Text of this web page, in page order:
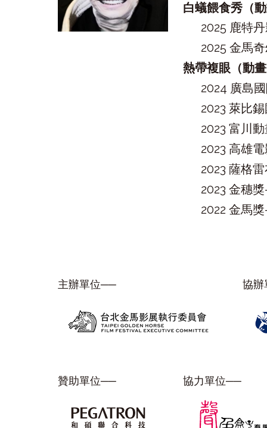
白蟻餵食秀（
2025 鹿特
2025 金馬
熱帶複眼（動
2024 廣島
2023 萊比
2023 富川
2023 高雄
2023 薩格
2023 金穗
2022 金馬
主辦單位── 協
贊助單位── 協力單位──